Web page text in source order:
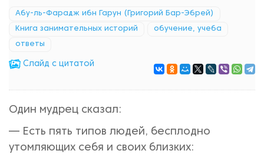
Абу-ль-Фарадж ибн Гарун (Григорий Бар-Эбрей)
Книга занимательных историй обучение, учеба
ответы
Cлайд с цитатой
Один мудрец сказал:
— Есть пять типов людей, бесплодно
утомляющих себя и своих близких: